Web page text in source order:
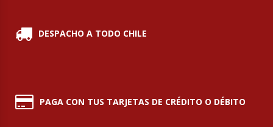
Lavafondos
DESPACHO A TODO CHILE
PAGA CON TUS TARJETAS DE CRÉDITO O DÉBITO